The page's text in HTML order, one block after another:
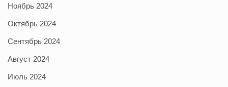
Ноябрь 2024
Октябрь 2024
Сентябрь 2024
Август 2024
Июль 2024